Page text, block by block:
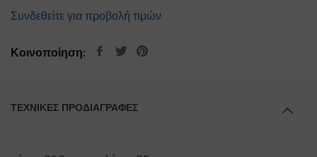
Συνδεθείτε για προβολή τιμών
Κοινοποίηση:
ΤΕΧΝΙΚΕΣ ΠΡΟΔΙΑΓΡΑΦΕΣ